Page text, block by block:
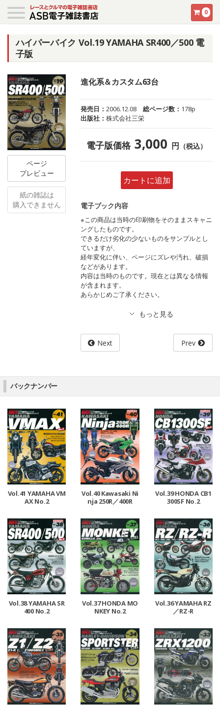
0
ハイパーバイク Vol.19 YAMAHA SR400／500 電
子版
ページ
プレビュー
紙の雑誌は
購入できません
進化系＆カスタム63台
発売日：2006.12.08 総ページ数： 178p
出版社：株式会社三栄
電子版価格 3,000 円 （税込）
カートに追加
電子ブック内容
※この商品は当時の印刷物をそのままスキャニ
ングしたものです。
できるだけ劣化の少ないものをサンプルとし
ていますが、
経年変化に伴い、ページにズレや汚れ、破損
などがあります。
内容は当時のものです。現在とは異なる情報
が含まれます。
あらかじめご了承ください。
Next Prev
バックナンバー
Vol.41 YAMAHA VM
AX No.2
Vol.40 Kawasaki Ni
nja 250R／400R
Vol.39 HONDA CB1
300SF No.2
Vol.38 YAMAHA SR
400 No.2
Vol.37 HONDA MO
NKEY No.2
Vol.36 YAMAHA RZ
／RZ-R